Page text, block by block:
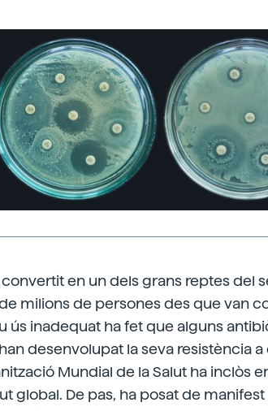
en un dels grans reptes del
milions de persones des que van
ús inadequat ha fet que alguns
desenvolupat la seva resistència a
Mundial de la Salut ha inclòs
global. De pas, ha posat de